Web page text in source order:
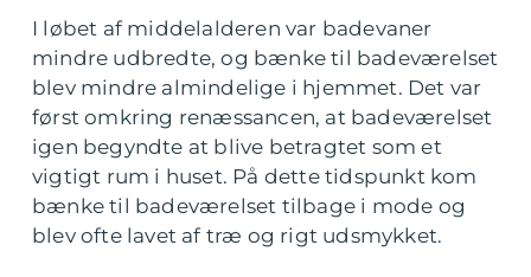
I løbet af middelalderen var badevaner
mindre udbredte, og bænke til badeværelset
blev mindre almindelige i hjemmet. Det var
først omkring renæssancen, at badeværelset
igen begyndte at blive betragtet som et
vigtigt rum i huset. På dette tidspunkt kom
bænke til badeværelset tilbage i mode og
blev ofte lavet af træ og rigt udsmykket.